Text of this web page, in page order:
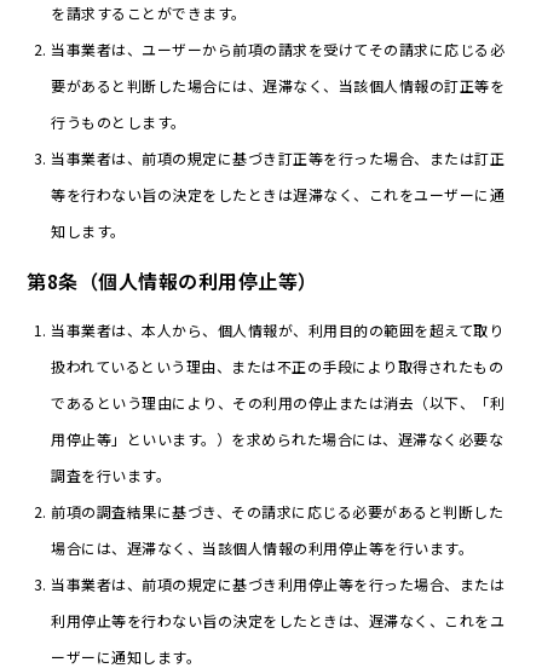
を請求することができます。
当事業者は、ユーザーから前項の請求を受けてその請求に応じる必
要があると判断した場合には、遅滞なく、当該個人情報の訂正等を
行うものとします。
当事業者は、前項の規定に基づき訂正等を行った場合、または訂正
等を行わない旨の決定をしたときは遅滞なく、これをユーザーに通
知します。
第8条（個人情報の利用停止等）
当事業者は、本人から、個人情報が、利用目的の範囲を超えて取り
扱われているという理由、または不正の手段により取得されたもの
であるという理由により、その利用の停止または消去（以下、「利
用停止等」といいます。）を求められた場合には、遅滞なく必要な
調査を行います。
前項の調査結果に基づき、その請求に応じる必要があると判断した
場合には、遅滞なく、当該個人情報の利用停止等を行います。
当事業者は、前項の規定に基づき利用停止等を行った場合、または
利用停止等を行わない旨の決定をしたときは、遅滞なく、これをユ
ーザーに通知します。